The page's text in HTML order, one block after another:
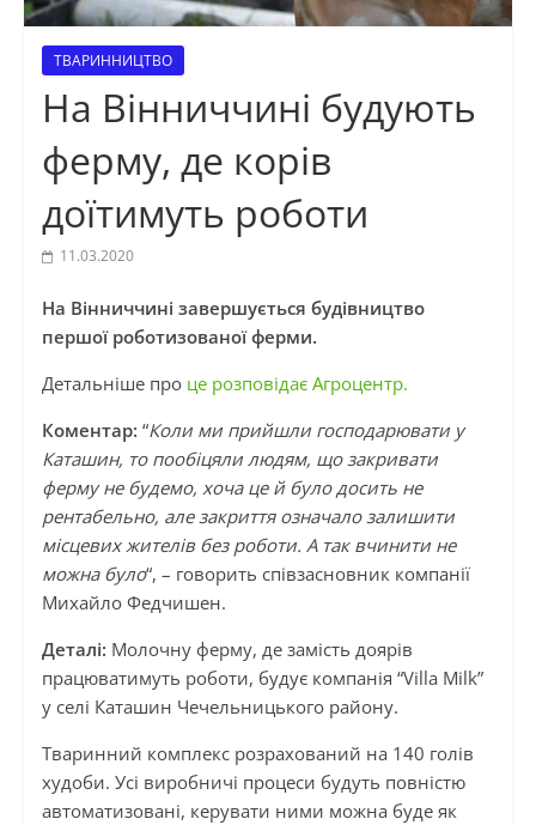
ТВАРИННИЦТВО
На Вінниччині будують
ферму, де корів
доїтимуть роботи
11.03.2020
На Вінниччині завершується будівництво
першої роботизованої ферми.
Детальніше про це розповідає Агроцентр.
Коментар: “Коли ми прийшли господарювати у
Каташин, то пообіцяли людям, що закривати
ферму не будемо, хоча це й було досить не
рентабельно, але закриття означало залишити
місцевих жителів без роботи. А так вчинити не
можна було“, – говорить співзасновник компанії
Михайло Федчишен.
Деталі: Молочну ферму, де замість доярів
працюватимуть роботи, будує компанія “Villa Milk”
у селі Каташин Чечельницького району.
Тваринний комплекс розрахований на 140 голів
худоби. Усі виробничі процеси будуть повністю
автоматизовані, керувати ними можна буде як